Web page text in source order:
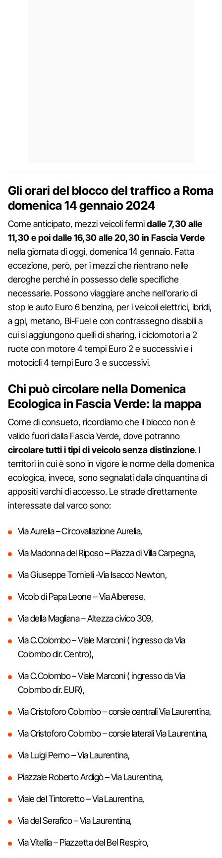
Gli orari del blocco del traffico a Roma
domenica 14 gennaio 2024
Come anticipato, mezzi veicoli fermidalle 7,30 alle
11,30 e poi dalle 16,30 alle 20,30 in Fascia Verde
nella giornata di oggi, domenica 14 gennaio. Fatta
eccezione, però, per i mezzi che rientrano nelle
deroghe perché in possesso delle specifiche
necessarie. Possono viaggiare anche nell'orario di
stop le auto Euro 6 benzina, per i veicoli elettrici, ibridi,
a gpl, metano, Bi-Fuel e con contrassegno disabili a
cui si aggiungono quelli di sharing, i ciclomotori a 2
ruote con motore 4 tempi Euro 2 e successivi e i
motocicli 4 tempi Euro 3 e successivi.
Chi può circolare nella Domenica
Ecologica in Fascia Verde: la mappa
Come di consueto, ricordiamo che il blocco non è
valido fuori dalla Fascia Verde, dove potranno
circolare tutti i tipi di veicolo senza distinzione. I
territori in cui è sono in vigore le norme della domenica
ecologica, invece, sono segnalati dalla cinquantina di
appositi varchi di accesso. Le strade direttamente
interessate dal varco sono:
Via Aurelia – Circovallazione Aurelia,
Via Madonna del Riposo – Piazza di Villa Carpegna,
Via Giuseppe Tornielli -Via Isacco Newton,
Vicolo di Papa Leone – Via Alberese,
Via della Magliana – Altezza civico 309,
Via C.Colombo – Viale Marconi ( ingresso da Via
Colombo dir. Centro),
Via C.Colombo – Viale Marconi ( ingresso da Via
Colombo dir. EUR),
Via Cristoforo Colombo – corsie centrali Via Laurentina,
Via Cristoforo Colombo – corsie laterali Via Laurentina,
Via Luigi Perno – Via Laurentina,
Piazzale Roberto Ardigò – Via Laurentina,
Viale del Tintoretto – Via Laurentina,
Via del Serafico – Via Laurentina,
Via Vitellia – Piazzetta del Bel Respiro,